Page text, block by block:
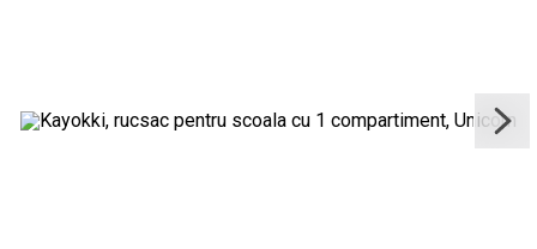
Dupa schimbarea tarii, unele produse pot fi eliminate din cos